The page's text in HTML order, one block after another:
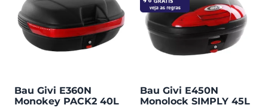
Bau Givi E360N
Monokey PACK2 40L
Bau Givi E450N
Monolock SIMPLY 45L